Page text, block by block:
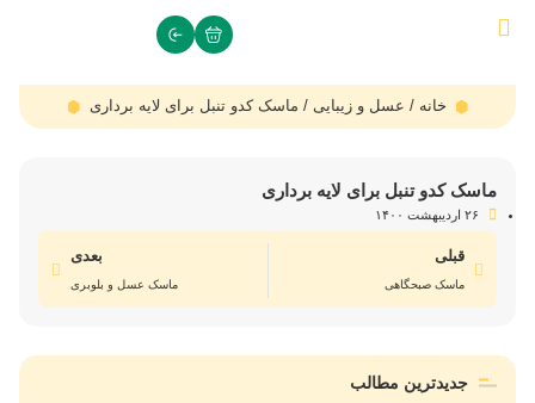
خانه / عسل و زیبایی / ماسک کدو تنبل برای لایه برداری
ماسک کدو تنبل برای لایه برداری
۲۶ اردیبهشت ۱۴۰۰
قبلی
ماسک صبحگاهی
بعدی
ماسک عسل و بلوبری
جدیدترین مطالب